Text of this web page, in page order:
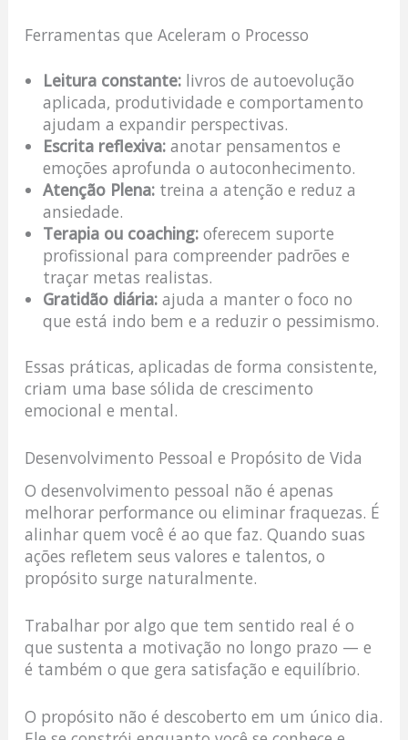
Ferramentas que Aceleram o Processo
Leitura constante:livros de autoevolução
aplicada, produtividade e comportamento
ajudam a expandir perspectivas.
Escrita reflexiva:anotar pensamentos e
emoções aprofunda o autoconhecimento.
Atenção Plena:treina a atenção e reduz a
ansiedade.
Terapia ou coaching:oferecem suporte
profissional para compreender padrões e
traçar metas realistas.
Gratidão diária:ajuda a manter o foco no
que está indo bem e a reduzir o pessimismo.
Essas práticas, aplicadas de forma consistente,
criam uma base sólida de crescimento
emocional e mental.
Desenvolvimento Pessoal e Propósito de Vida
O desenvolvimento pessoal não é apenas
melhorar performance ou eliminar fraquezas. É
alinhar quem você é ao que faz. Quando suas
ações refletem seus valores e talentos, o
propósito surge naturalmente.
Trabalhar por algo que tem sentido real é o
que sustenta a motivação no longo prazo — e
é também o que gera satisfação e equilíbrio.
O propósito não é descoberto em um único dia.